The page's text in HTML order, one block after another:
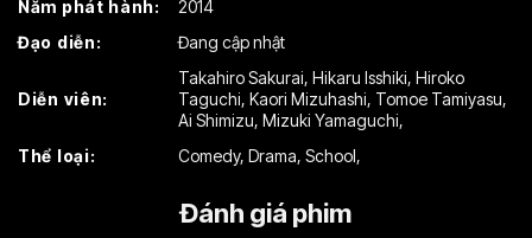
Năm phát hành:
2014
Đạo diễn:
Đang cập nhật
Diễn viên:
Takahiro Sakurai, Hikaru Isshiki, Hiroko
Taguchi, Kaori Mizuhashi, Tomoe Tamiyasu,
Ai Shimizu, Mizuki Yamaguchi,
Thể loại:
Comedy, Drama, School,
Đánh giá phim